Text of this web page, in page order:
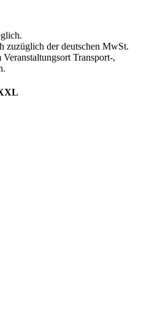
zuzüglich der deutschen MwSt.
Transport-,